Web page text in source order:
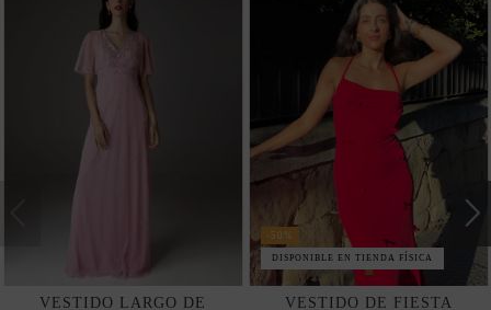
VESTIDO LARGO DE
-50%
DISPONIBLE EN TIENDA FÍSICA
VESTIDO DE FIESTA